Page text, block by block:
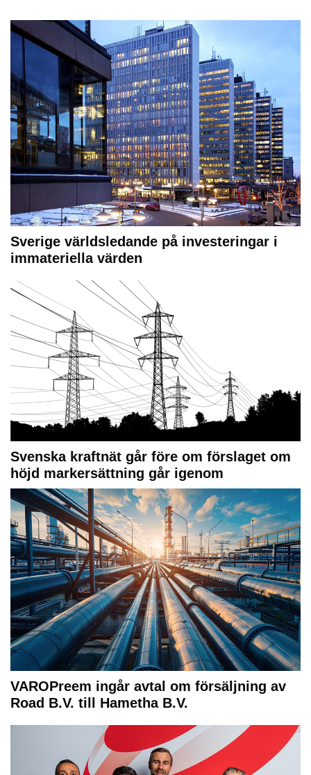
Sverige världsledande på investeringar i
immateriella värden
Svenska kraftnät går före om förslaget om
höjd markersättning går igenom
VAROPreem ingår avtal om försäljning av
Road B.V. till Hametha B.V.